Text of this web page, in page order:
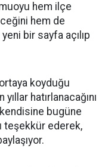
hem ilçe
hem de
bir sayfa açılıp
koyduğu
hatırlanacağını
bugüne
teşekkür ederek,